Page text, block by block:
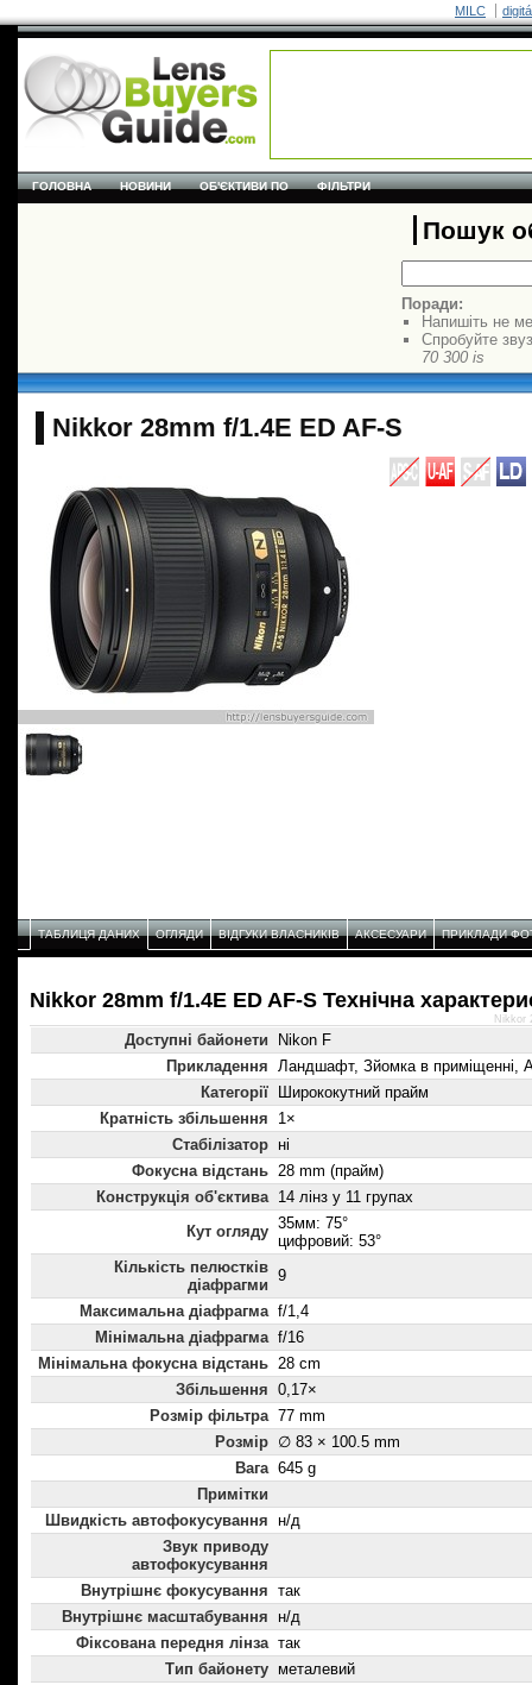
MILC
ГОЛОВНА НОВИНИ ОБ'ЄКТИВИ ПО ФІЛЬТРИ
Пошук
Поради:
Напишіть не
Спробуйте
70 300 is
Nikkor 28mm f/1.4E ED AF-S
ТАБЛИЦЯ ДАНИХ ОГЛЯДИ ВІДГУКИ ВЛАСНИКІВ АКСЕСУАРИ ПРИКЛАДИ
Nikkor 28mm f/1.4E ED AF-S Технічнa
Доступні байонети
Nikon F
Прикладення Ландшафт, Зйомка в приміщенні,
Категорії
Ширококутний прайм
Кратність збільшення
1×
Стабілізатор ні
Фокусна відстань 28 mm (прайм)
Конструкція об'єктива 14 лінз у 11 групах
Кут огляду 35мм: 75°
цифровий: 53°
Кількість пелюстків
діафрагми
9
Максимальна діафрагма f/1,4
Мінімальна діафрагма f/16
Мінімальна фокусна відстань 28 cm
Збільшення 0,17×
Розмір фільтра 77 mm
Розмір ∅ 83 × 100.5 mm
Вага 645 g
Примітки
Швидкість автофокусування н/д
Звук приводу
автофокусування
Внутрішнє фокусування так
Внутрішнє масштабування
н/д
Фіксована передня лінза так
Тип байонету металевий
Nikkor